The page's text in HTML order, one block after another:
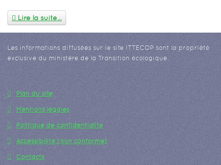
Lire la suite...
Les informations diffusées sur le site ITTECOP sont la propriété
exclusive du ministère de la Transition écologique.
Plan du site
Mentions légales
Politique de confidentialité
Accessibilité (non conforme)
Contacts